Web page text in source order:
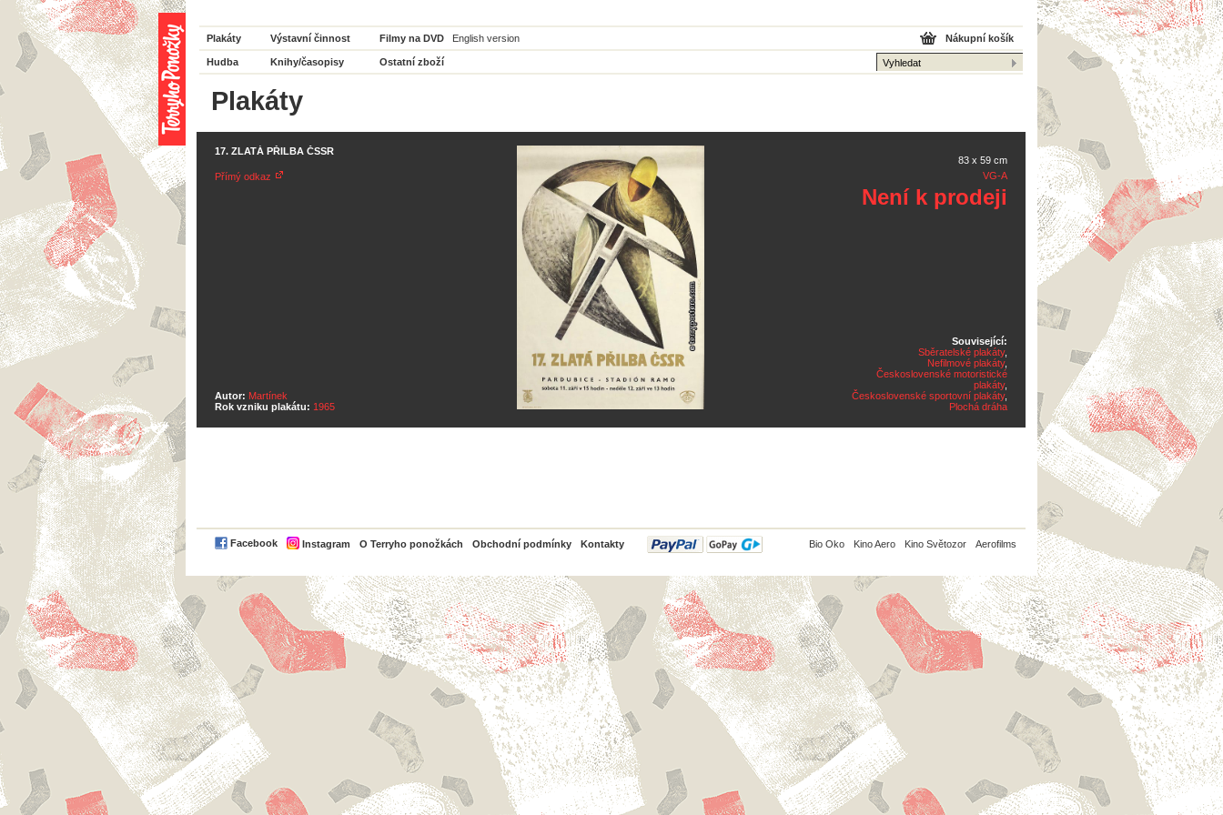
Plakáty Výstavní činnost Filmy na DVD English version
Hudba Knihy/časopisy Ostatní zboží
Nákupní košík
Plakáty
17. ZLATÁ PŘILBA ČSSR
Přímý odkaz
Autor: Martínek
Rok vzniku plakátu: 1965
83 x 59 cm
VG-A
Není k prodeji
Související:
Sběratelské plakáty,
Nefilmové plakáty,
Československé motoristické
plakáty,
Československé sportovní plakáty,
Plochá dráha
Facebook Instagram O Terryho ponožkách Obchodní podmínky Kontakty
PayPal Bio Oko Kino Aero Kino Světozor Aerofilms